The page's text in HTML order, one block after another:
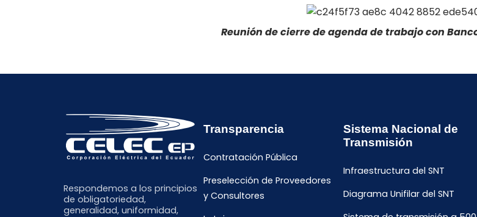
Reunión de cierre de agenda de trabajo con
Respondemos a los principios
de obligatoriedad,
generalidad, uniformidad,
Transparencia
Contratación Pública
Preselección de Proveedores
y Consultores
Sistema Nacional de
Transmisión
Infraestructura del SNT
Diagrama Unifilar del SNT